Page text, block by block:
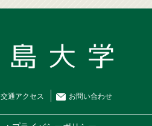
交通アクセス お問い合わせ